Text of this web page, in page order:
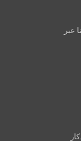
عبر